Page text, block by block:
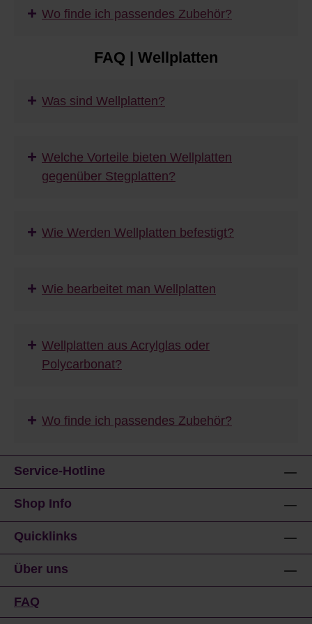
+ Wo finde ich passendes Zubehör?
FAQ | Wellplatten
+ Was sind Wellplatten?
+ Welche Vorteile bieten Wellplatten
gegenüber Stegplatten?
+ Wie Werden Wellplatten befestigt?
+ Wie bearbeitet man Wellplatten
+ Wellplatten aus Acrylglas oder
Polycarbonat?
+ Wo finde ich passendes Zubehör?
Service-Hotline
Shop Info
Quicklinks
Über uns
FAQ